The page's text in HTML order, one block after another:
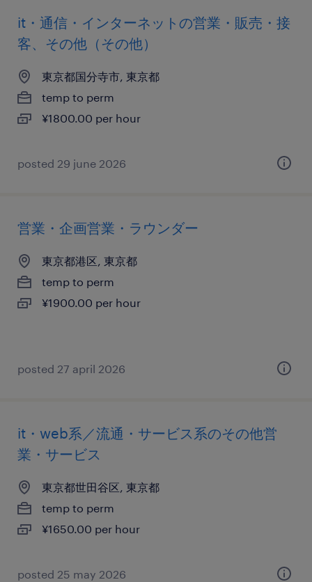
it・通信・インターネットの営業・販売・接
客、その他（その他）
東京都国分寺市, 東京都
temp to perm
¥1800.00 per hour
posted 29 june 2026
営業・企画営業・ラウンダー
東京都港区, 東京都
temp to perm
¥1900.00 per hour
posted 27 april 2026
it・web系／流通・サービス系のその他営
業・サービス
東京都世田谷区, 東京都
temp to perm
¥1650.00 per hour
posted 25 may 2026